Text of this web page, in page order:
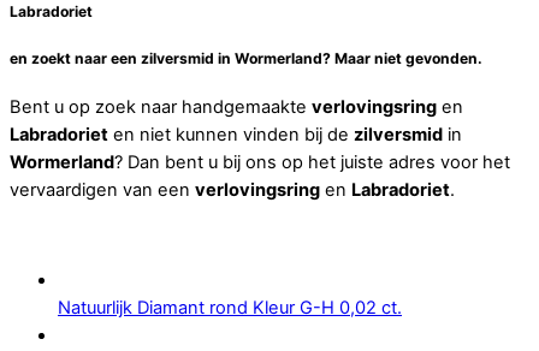
Labradoriet
en zoekt naar een zilversmid in Wormerland? Maar niet gevonden.
Bent u op zoek naar handgemaakte verlovingsring en
Labradoriet en niet kunnen vinden bij de zilversmid in
Wormerland? Dan bent u bij ons op het juiste adres voor het
vervaardigen van een verlovingsring en Labradoriet.
Natuurlijk Diamant rond Kleur G-H 0,02 ct.